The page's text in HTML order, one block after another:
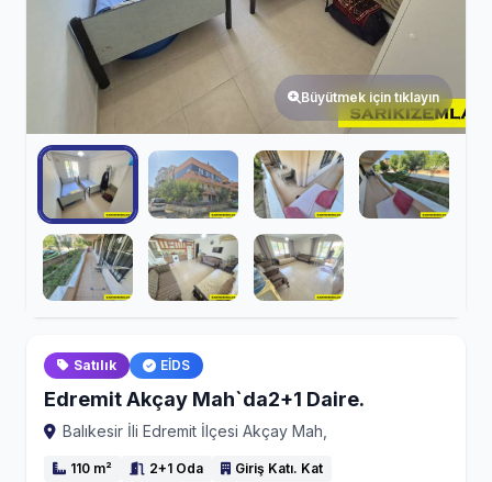
Büyütmek için tıklayın
Satılık EİDS
Edremit Akçay Mah`da2+1 Daire.
Balıkesir İli Edremit İlçesi Akçay Mah,
110 m² 2+1 Oda
Giriş Katı. Kat